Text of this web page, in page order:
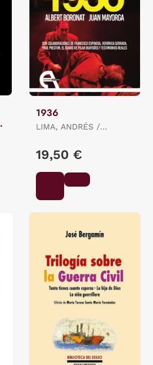
1936
LIMA, ANDRÉS /
MAYORGA / MAYORGA,
19,50 €